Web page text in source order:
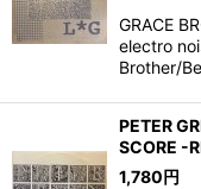
GRACE
electro
Brother/
PETER
SCORE -
1,780 円